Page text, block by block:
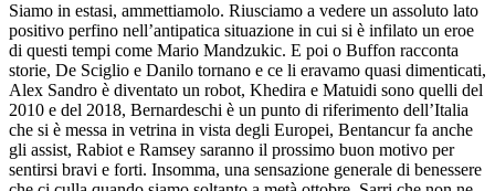
Siamo in estasi, ammettiamolo. Riusciamo a vedere un assoluto lato
positivo perfino nell’antipatica situazione in cui si è infilato un eroe
di questi tempi come Mario Mandzukic. E poi o Buffon racconta
storie, De Sciglio e Danilo tornano e ce li eravamo quasi dimenticati,
Alex Sandro è diventato un robot, Khedira e Matuidi sono quelli del
2010 e del 2018, Bernardeschi è un punto di riferimento dell’Italia
che si è messa in vetrina in vista degli Europei, Bentancur fa anche
gli assist, Rabiot e Ramsey saranno il prossimo buon motivo per
sentirsi bravi e forti. Insomma, una sensazione generale di benessere